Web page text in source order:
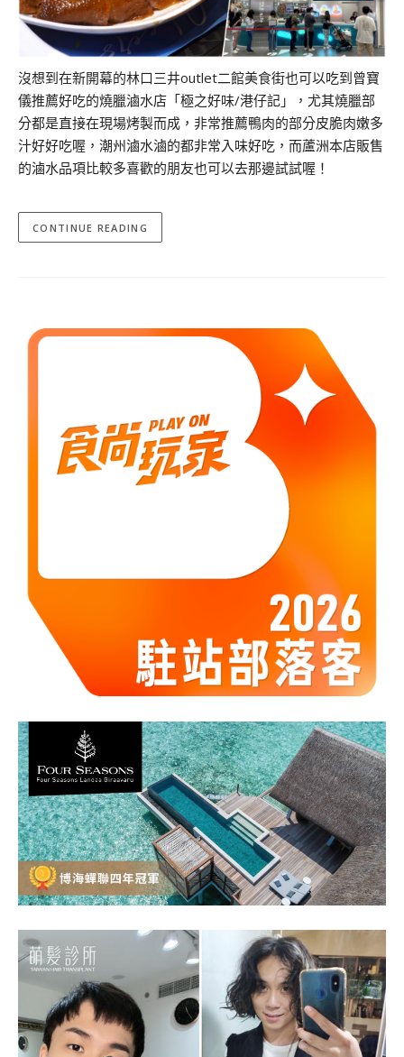
沒想到在新開幕的林口三井outlet二館美食街也可以吃到曾寶
儀推薦好吃的燒臘滷水店「極之好味/港仔記」，尤其燒臘部
分都是直接在現場烤製而成，非常推薦鴨肉的部分皮脆肉嫩多
汁好好吃喔，潮州滷水滷的都非常入味好吃，而蘆洲本店販售
的滷水品項比較多喜歡的朋友也可以去那邊試試喔！
CONTINUE READING